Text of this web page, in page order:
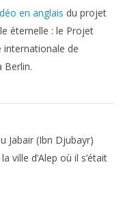
en anglais du projet
éternelle : le Projet
internationale de
Berlin.
Jabair (Ibn Djubayr)
ville d’Alep où il s’était